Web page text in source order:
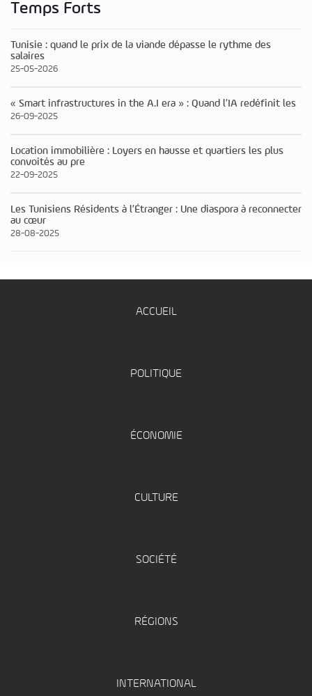
Temps Forts
Tunisie : quand le prix de la viande dépasse le rythme des
salaires
25-05-2026
« Smart infrastructures in the A.I era » : Quand l’IA redéfinit les
26-09-2025
Location immobilière : Loyers en hausse et quartiers les plus
convoités au pre
22-09-2025
Les Tunisiens Résidents à l’Étranger : Une diaspora à reconnecter
au cœur
28-08-2025
ACCUEIL
POLITIQUE
ÉCONOMIE
CULTURE
SOCIÉTÉ
RÉGIONS
INTERNATIONAL